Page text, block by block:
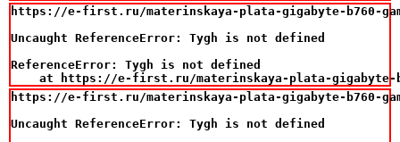
https://e-first.ru/materinskaya-plata-gigabyte-b760-
Uncaught ReferenceError: Tygh is not defined
ReferenceError: Tygh is not defined
at https://e-first.ru/materinskaya-plata-
https://e-first.ru/materinskaya-plata-gigabyte-b760-
Uncaught ReferenceError: Tygh is not defined